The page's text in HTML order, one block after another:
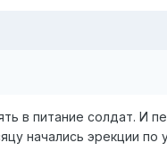
в питание солдат. И
начались эрекции